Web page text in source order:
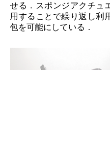
せる．スポンジアクチュ
用することで繰り返し利
包を可能にしている．